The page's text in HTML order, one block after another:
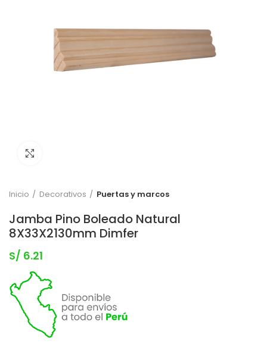
Inicio Decorativos Puertas y marcos
Jamba Pino Boleado Natural
8X33X2130mm Dimfer
S/ 6.21